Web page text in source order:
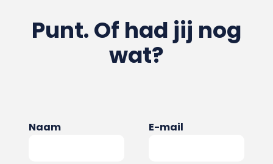
Punt. Of had jij nog
wat?
Naam E-mail